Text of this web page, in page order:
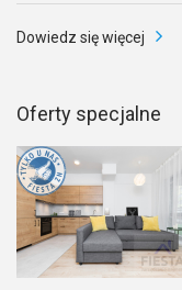
Dowiedz się więcej
Oferty specjalne